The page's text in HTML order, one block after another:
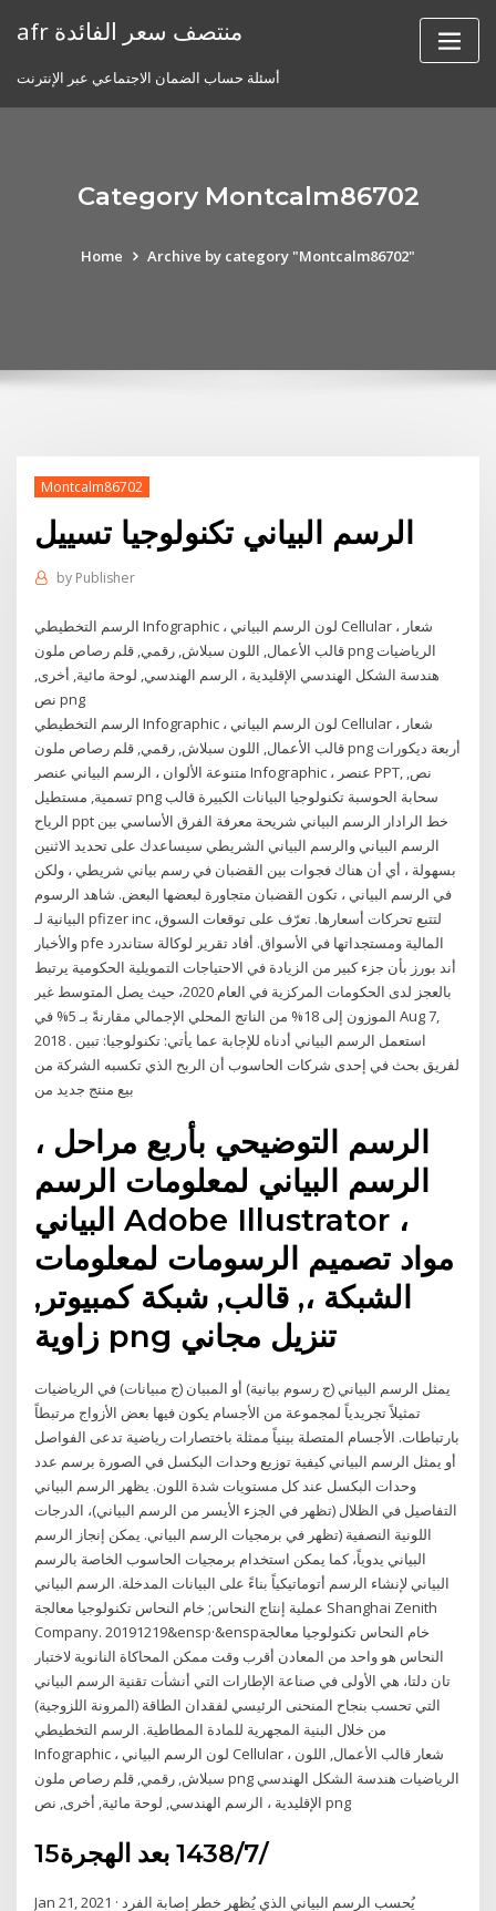
afr منتصف سعر الفائدة
أسئلة حساب الضمان الاجتماعي عبر الإنترنت
Category Montcalm86702
Home Archive by category "Montcalm86702"
Montcalm86702
الرسم البياني تكنولوجيا تسييل
by Publisher
الرسم التخطيطي Infographic ، لون الرسم البياني Cellular ، شعار
قالب الأعمال, اللون سبلاش, رقمي, قلم رصاص ملون png الرياضيات
هندسة الشكل الهندسي الإقليدية ، الرسم الهندسي, لوحة مائية, أخرى,
نص png
الرسم التخطيطي Infographic ، لون الرسم البياني Cellular ، شعار
قالب الأعمال, اللون سبلاش, رقمي, قلم رصاص ملون png أربعة ديكورات
متنوعة الألوان ، الرسم البياني عنصر Infographic ، عنصر PPT, نص,
تسمية, مستطيل png سحابة الحوسبة تكنولوجيا البيانات الكبيرة قالب
الرياح ppt خط الرادار الرسم البياني شريحة معرفة الفرق الأساسي بين
الرسم البياني والرسم البياني الشريطي سيساعدك على تحديد الاثنين
بسهولة ، أي أن هناك فجوات بين القضبان في رسم بياني شريطي ، ولكن
في الرسم البياني ، تكون القضبان متجاورة لبعضها البعض. شاهد الرسوم
البيانية لـ ‎pfizer inc‎ لتتبع تحركات أسعارها. تعرّف على توقعات السوق،
والأخبار ‎pfe‎ المالية ومستجداتها في الأسواق. أفاد تقرير لوكالة ستاندرد
أند بورز بأن جزء كبير من الزيادة في الاحتياجات التمويلية الحكومية يرتبط
بالعجز لدى الحكومات المركزية في العام 2020، حيث يصل المتوسط غير
الموزون إلى 18% من الناتج المحلي الإجمالي مقارنةً بـ 5% في Aug 7,
2018 . استعمل الرسم البياني أدناه للإجابة عما يأتي: تكنولوجيا: تبين
لفريق بحث في إحدى شركات الحاسوب أن الربح الذي تكسبه الشركة من
بيع منتج جديد من
الرسم التوضيحي بأربع مراحل ،
الرسم البياني لمعلومات الرسم
البياني Adobe Illustrator ،
مواد تصميم الرسومات لمعلومات
الشبكة ،, قالب, شبكة كمبيوتر,
زاوية png تنزيل مجاني
يمثل الرسم البياني (ج رسوم بيانية) أو المبيان (ج مبيانات) في الرياضيات
تمثيلاً تجريدياً لمجموعة من الأجسام يكون فيها بعض الأزواج مرتبطاً
بارتباطات. الأجسام المتصلة بينياً ممثلة باختصارات رياضية تدعى الفواصل
أو يمثل الرسم البياني كيفية توزيع وحدات البكسل في الصورة برسم عدد
وحدات البكسل عند كل مستويات شدة اللون. يظهر الرسم البياني
التفاصيل في الظلال (تظهر في الجزء الأيسر من الرسم البياني)، الدرجات
اللونية النصفية (تظهر في برمجيات الرسم البياني. يمكن إنجاز الرسم
البياني يدوياً، كما يمكن استخدام برمجيات الحاسوب الخاصة بالرسم
البياني لإنشاء الرسم أتوماتيكياً بناءً على البيانات المدخلة. الرسم البياني
عملية إنتاج النحاس; خام النحاس تكنولوجيا معالجة Shanghai Zenith
Company. 20191219&ensp·&enspخام النحاس تكنولوجيا معالجة
النحاس هو واحد من المعادن أقرب وقت ممكن المحاكاة النانوية لاختبار
تان دلتا، هي الأولى في صناعة الإطارات التي أنشأت تقنية الرسم البياني
التي تحسب بنجاح المنحنى الرئيسي لفقدان الطاقة (المرونة اللزوجية)
من خلال البنية المجهرية للمادة المطاطية. الرسم التخطيطي
Infographic ، لون الرسم البياني Cellular ، شعار قالب الأعمال, اللون
سبلاش, رقمي, قلم رصاص ملون png الرياضيات هندسة الشكل الهندسي
الإقليدية ، الرسم الهندسي, لوحة مائية, أخرى, نص png
15‏‏/7‏‏/1438 بعد الهجرة
Jan 21, 2021 · يُحسب الرسم البياني الذي يُظهر خطر إصابة الفرد